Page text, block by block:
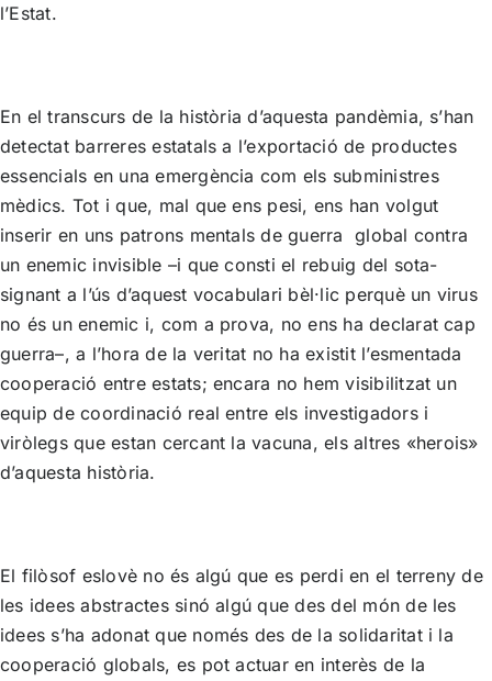
l’Estat.
En el transcurs de la història d’aquesta pandèmia, s’han
detectat barreres estatals a l’exportació de productes
essencials en una emergència com els subministres
mèdics. Tot i que, mal que ens pesi, ens han volgut
inserir en uns patrons mentals de guerra global contra
un enemic invisible –i que consti el rebuig del sota-
signant a l’ús d’aquest vocabulari bèl·lic perquè un virus
no és un enemic i, com a prova, no ens ha declarat cap
guerra–, a l’hora de la veritat no ha existit l’esmentada
cooperació entre estats; encara no hem visibilitzat un
equip de coordinació real entre els investigadors i
viròlegs que estan cercant la vacuna, els altres «herois»
d’aquesta història.
El filòsof eslovè no és algú que es perdi en el terreny de
les idees abstractes sinó algú que des del món de les
idees s’ha adonat que només des de la solidaritat i la
cooperació globals, es pot actuar en interès de la